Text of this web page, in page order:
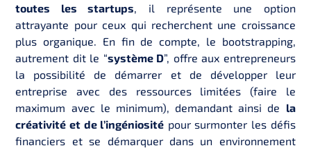
toutes les startups , il représente une option
attrayante pour ceux qui recherchent une croissance
plus organique. En fin de compte, le bootstrapping,
autrement dit le “système D”, offre aux entrepreneurs
la possibilité de démarrer et de développer leur
entreprise avec des ressources limitées (faire le
maximum avec le minimum), demandant ainsi de la
créativité et de l’ingéniosité pour surmonter les défis
financiers et se démarquer dans un environnement